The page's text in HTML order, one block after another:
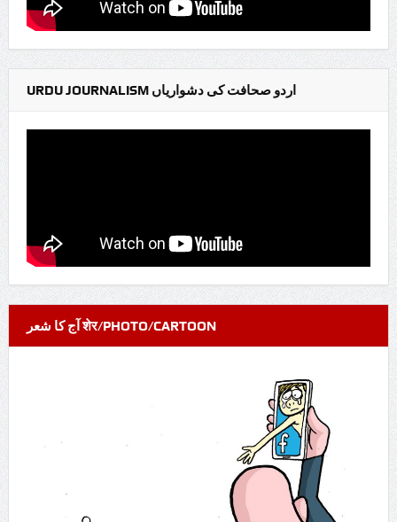
URDU JOURNALISM اردو صحافت کی دشواریاں
آج کا شعر शेर/PHOTO/CARTOON